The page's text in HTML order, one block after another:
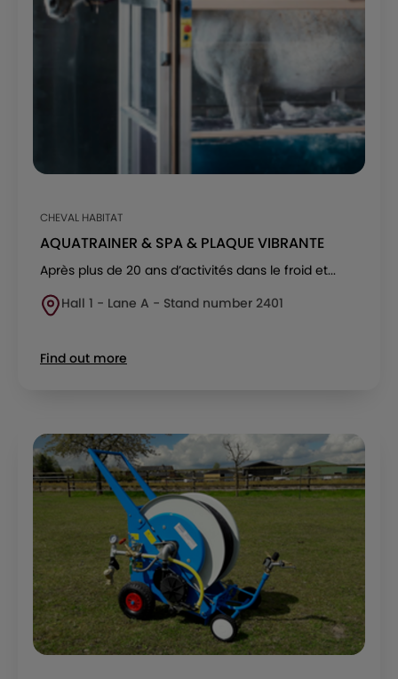
CHEVAL HABITAT
AQUATRAINER & SPA & PLAQUE VIBRANTE
Après plus de 20 ans d’activités dans le froid et...
Hall 1 - Lane A - Stand number 2401
Find out more